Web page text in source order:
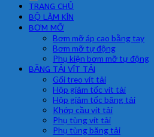
TRANG CHỦ
BỘ LÀM KÍN
BƠM MỠ
Bơm mỡ áp cao bằng tay
Bơm mỡ tự động
Phụ kiện bơm mỡ tự động
BĂNG TẢI VÍT TẢI
Gối treo vít tải
Hộp giảm tốc vít tải
Hộp giảm tốc băng tải
Khớp cầu vít tải
Phụ tùng vít tải
Phụ tùng băng tải